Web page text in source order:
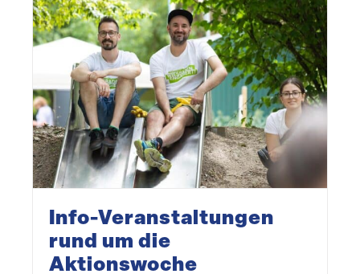
Info-Veranstaltungen
rund um die
Aktionswoche